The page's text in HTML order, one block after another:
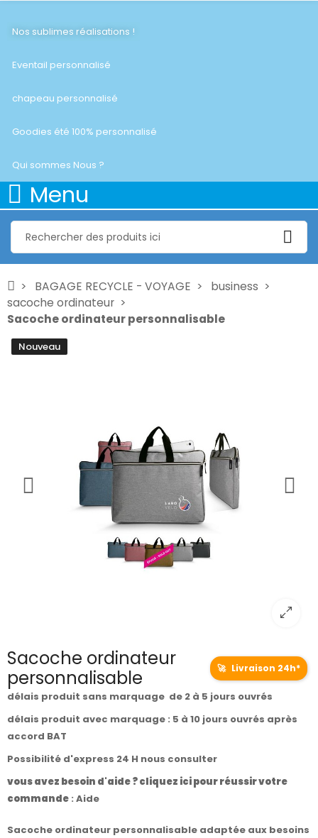
Nos sublimes réalisations !
Eventail personnalisé
chapeau personnalisé
Goodies été 100% personnalisé
Qui sommes Nous ?
Menu
BAGAGE RECYCLE - VOYAGE
business
sacoche ordinateur
Sacoche ordinateur personnalisable
Nouveau
Sacoche ordinateur
personnalisable
🚀 Livraison 24h*
délais produit sans marquage de 2 à 5 jours ouvrés
délais produit avec marquage : 5 à 10 jours ouvrés après
accord BAT
Possibilité d'express 24 H nous consulter
vous avez besoin d'aide ? cliquez ici pour réussir votre
commande : Aide
Sacoche ordinateur personnalisable adaptée aux besoins